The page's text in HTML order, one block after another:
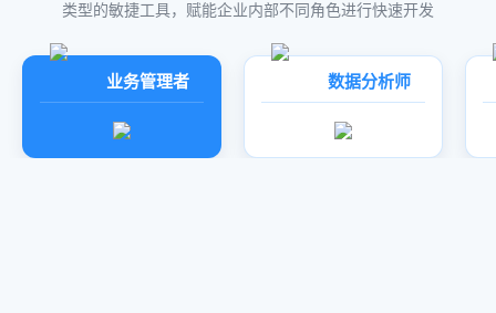
类型的敏捷工具，赋能企业内部不同角色进行快速开发
业务管理者 数据分析师